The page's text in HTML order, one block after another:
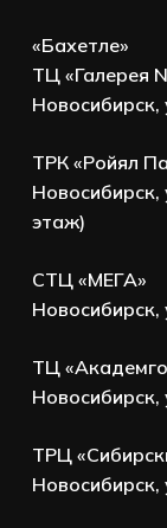
«Бахетле»
ТЦ «Галерея
Новосибирск,
ТРК «Ройял
Новосибирск,
этаж)
СТЦ «МЕГА»
Новосибирск,
ТЦ
Новосибирск,
ТРЦ